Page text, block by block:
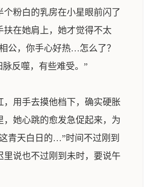
个粉白的乳房在小星眼前闪了
扶在她肩上，她才觉得不太
公，你手心好热…怎么了？
反噬，有些难受。”
用手去摸他档下，确实硬胀
，她心跳的愈发急促起来，为
青天白日的…”时间不过刚到
里说也不过刚到未时，要说午